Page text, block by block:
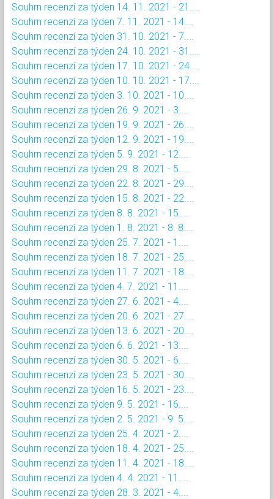
Souhrn recenzí za týden 14. 11. 2021 - 21....
Souhrn recenzí za týden 7. 11. 2021 - 14....
Souhrn recenzí za týden 31. 10. 2021 - 7....
Souhrn recenzí za týden 24. 10. 2021 - 31....
Souhrn recenzí za týden 17. 10. 2021 - 24....
Souhrn recenzí za týden 10. 10. 2021 - 17....
Souhrn recenzí za týden 3. 10. 2021 - 10....
Souhrn recenzí za týden 26. 9. 2021 - 3....
Souhrn recenzí za týden 19. 9. 2021 - 26....
Souhrn recenzí za týden 12. 9. 2021 - 19....
Souhrn recenzí za týden 5. 9. 2021 - 12....
Souhrn recenzí za týden 29. 8. 2021 - 5....
Souhrn recenzí za týden 22. 8. 2021 - 29....
Souhrn recenzí za týden 15. 8. 2021 - 22....
Souhrn recenzí za týden 8. 8. 2021 - 15....
Souhrn recenzí za týden 1. 8. 2021 - 8. 8....
Souhrn recenzí za týden 25. 7. 2021 - 1....
Souhrn recenzí za týden 18. 7. 2021 - 25....
Souhrn recenzí za týden 11. 7. 2021 - 18....
Souhrn recenzí za týden 4. 7. 2021 - 11....
Souhrn recenzí za týden 27. 6. 2021 - 4....
Souhrn recenzí za týden 20. 6. 2021 - 27....
Souhrn recenzí za týden 13. 6. 2021 - 20....
Souhrn recenzí za týden 6. 6. 2021 - 13....
Souhrn recenzí za týden 30. 5. 2021 - 6....
Souhrn recenzí za týden 23. 5. 2021 - 30....
Souhrn recenzí za týden 16. 5. 2021 - 23....
Souhrn recenzí za týden 9. 5. 2021 - 16....
Souhrn recenzí za týden 2. 5. 2021 - 9. 5....
Souhrn recenzí za týden 25. 4. 2021 - 2....
Souhrn recenzí za týden 18. 4. 2021 - 25....
Souhrn recenzí za týden 11. 4. 2021 - 18....
Souhrn recenzí za týden 4. 4. 2021 - 11....
Souhrn recenzí za týden 28. 3. 2021 - 4....